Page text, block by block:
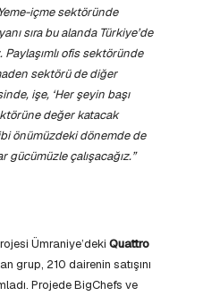
içme sektöründe
sıra bu alanda Türkiye’de
Paylaşımlı ofis sektöründe
sektörü de diğer
işe, ‘Her şeyin başı
değer katacak
önümüzdeki dönemde de
çalışacağız.”
Ümraniye’deki Quattro
grup, 210 dairenin satışını
Projede BigChefs ve